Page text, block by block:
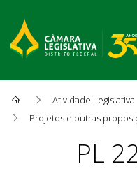
Atividade Legislativa
Projetos e outras
Proposição
PL